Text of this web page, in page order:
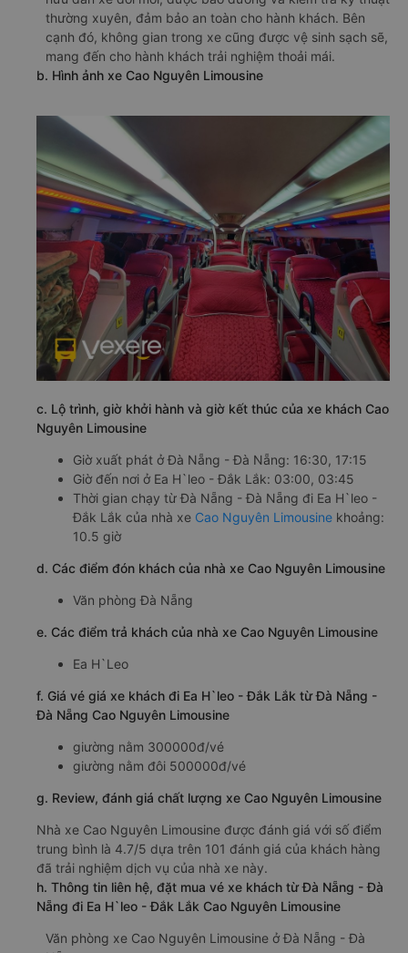
thường xuyên, đảm bảo an toàn cho hành khách. Bên
cạnh đó, không gian trong xe cũng được vệ sinh sạch sẽ,
mang đến cho hành khách trải nghiệm thoải mái.
b. Hình ảnh xe Cao Nguyên Limousine
c. Lộ trình, giờ khởi hành và giờ kết thúc của xe khách Cao
Nguyên Limousine
Giờ xuất phát ở Đà Nẵng - Đà Nẵng: 16:30, 17:15
Giờ đến nơi ở Ea H`leo - Đắk Lắk: 03:00, 03:45
Thời gian chạy từ Đà Nẵng - Đà Nẵng đi Ea H`leo -
Đắk Lắk của nhà xe Cao Nguyên Limousine khoảng:
10.5 giờ
d. Các điểm đón khách của nhà xe Cao Nguyên Limousine
Văn phòng Đà Nẵng
e. Các điểm trả khách của nhà xe Cao Nguyên Limousine
Ea H`Leo
f. Giá vé giá xe khách đi Ea H`leo - Đắk Lắk từ Đà Nẵng -
Đà Nẵng Cao Nguyên Limousine
giường nằm 300000đ/vé
giường nằm đôi 500000đ/vé
g. Review, đánh giá chất lượng xe Cao Nguyên Limousine
Nhà xe Cao Nguyên Limousine được đánh giá với số điểm
trung bình là 4.7/5 dựa trên 101 đánh giá của khách hàng
đã trải nghiệm dịch vụ của nhà xe này.
h. Thông tin liên hệ, đặt mua vé xe khách từ Đà Nẵng - Đà
Nẵng đi Ea H`leo - Đắk Lắk Cao Nguyên Limousine
Văn phòng xe Cao Nguyên Limousine ở Đà Nẵng - Đà